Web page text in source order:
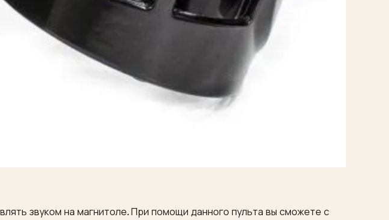
звуком на магнитоле. При помощи данного пульта вы сможете с